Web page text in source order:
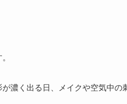
濃く出る日、メイクや空気中の